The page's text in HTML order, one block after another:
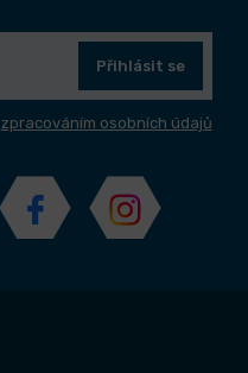
Přihlásit se
zpracováním osobních údajů